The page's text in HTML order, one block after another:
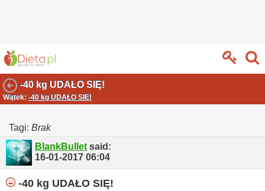
-40 kg UDAŁO SIĘ!
Wątek: -40 kg UDAŁO SIĘ!
Tagi: Brak
BlankBullet said:
16-01-2017 06:04
-40 kg UDAŁO SIĘ!